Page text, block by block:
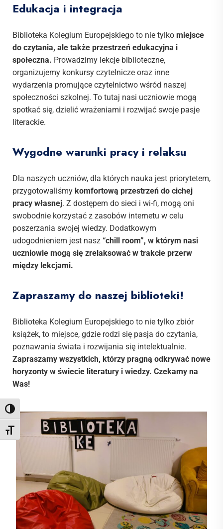
Toggle High Contrast
Toggle Font size
Edukacja i integracja
Biblioteka Kolegium Europejskiego to nie tylko miejsce
do czytania, ale także przestrzeń edukacyjna i
społeczna. Prowadzimy lekcje biblioteczne,
organizujemy konkursy czytelnicze oraz inne
wydarzenia promujące czytelnictwo wśród naszej
społeczności szkolnej. To tutaj nasi uczniowie mogą
spotkać się, dzielić wrażeniami i rozwijać swoje pasje
literackie.
Wygodne warunki pracy i relaksu
Dla naszych uczniów, dla których nauka jest priorytetem,
przygotowaliśmy komfortową przestrzeń do cichej
pracy własnej. Z dostępem do sieci i wi-fi, mogą oni
swobodnie korzystać z zasobów internetu w celu
poszerzania swojej wiedzy. Dodatkowym
udogodnieniem jest nasz “chill room”, w którym nasi
uczniowie mogą się zrelaksować w trakcie przerw
między lekcjami.
Zapraszamy do naszej biblioteki!
Biblioteka Kolegium Europejskiego to nie tylko zbiór
książek, to miejsce, gdzie rodzi się pasja do czytania,
poznawania świata i rozwijania się intelektualnie.
Zapraszamy wszystkich, którzy pragną odkrywać nowe
horyzonty w świecie literatury i wiedzy. Czekamy na
Was!